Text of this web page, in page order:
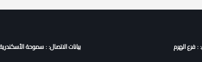
: فرع الهرم
بيانات الاتصال: : سموحة الأسكندرية